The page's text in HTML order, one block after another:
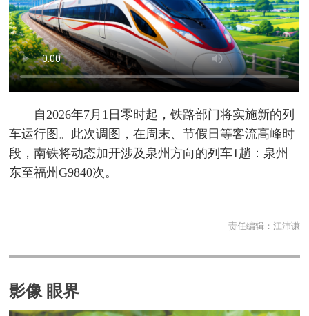
自2026年7月1日零时起，铁路部门将实施新的列
车运行图。此次调图，在周末、节假日等客流高峰时
段，南铁将动态加开涉及泉州方向的列车1趟：泉州
东至福州G9840次。
责任编辑： 江沛谦
影像 眼界